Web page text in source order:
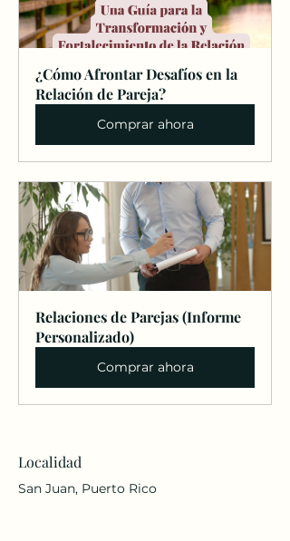
¿Cómo Afrontar Desafíos en la
Relación de Pareja?
Comprar ahora
Relaciones de Parejas (Informe
Personalizado)
Comprar ahora
Localidad
San Juan, Puerto Rico